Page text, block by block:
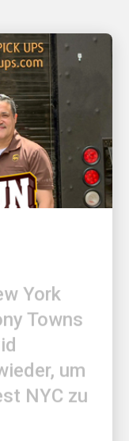
Towns
um
NYC zu
von UPS,